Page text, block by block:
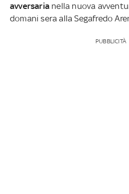
avversaria nella nuova
domani sera alla Segafredo
PUBBLICITÀ